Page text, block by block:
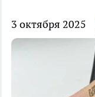
3 октября 2025